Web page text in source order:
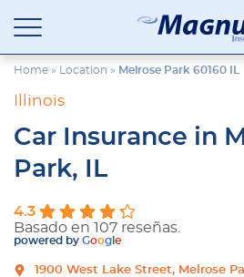
contenido
de
Home » Location » Melrose Park 60160 IL
Illinois
Car Insurance in
Park, IL
4.3
Basado en 107 reseñas.
powered by Goog e
1900 West Lake Street, Melrose